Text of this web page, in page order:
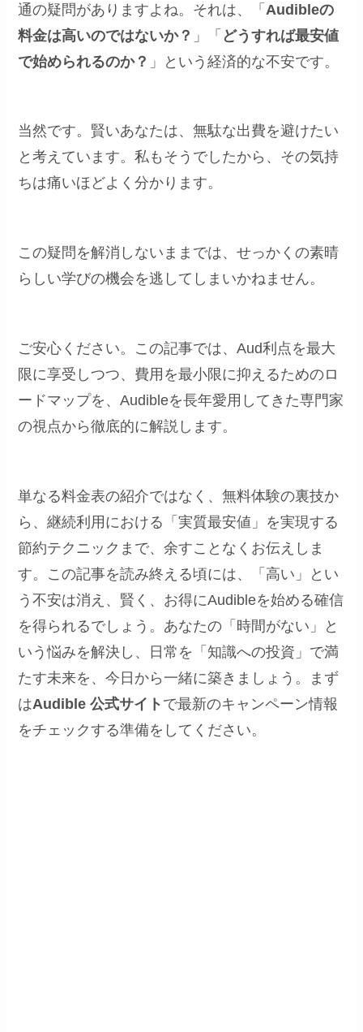
通の疑問がありますよね。それは、「 Audibleの
料金は高いのではないか？ 」「 どうすれば最安値
で始められるのか？ 」という経済的な不安です。
当然です。賢いあなたは、無駄な出費を避けたい
と考えています。私もそうでしたから、その気持
ちは痛いほどよく分かります。
この疑問を解消しないままでは、せっかくの素晴
らしい学びの機会を逃してしまいかねません。
ご安心ください。この記事では、Aud利点を最大
限に享受しつつ、費用を最小限に抑えるためのロ
ードマップを、Audibleを長年愛用してきた専門家
の視点から徹底的に解説します。
単なる料金表の紹介ではなく、無料体験の裏技か
ら、継続利用における「実質最安値」を実現する
節約テクニックまで、余すことなくお伝えしま
す。この記事を読み終える頃には、「高い」とい
う不安は消え、賢く、お得にAudibleを始める確信
を得られるでしょう。あなたの「時間がない」と
いう悩みを解決し、日常を「知識への投資」で満
たす未来を、今日から一緒に築きましょう。まず
はAudible 公式サイト で最新のキャンペーン情報
をチェックする準備をしてください。